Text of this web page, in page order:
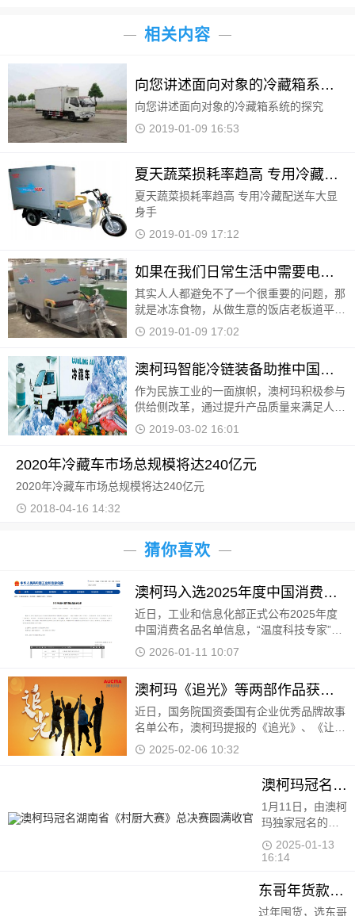
相关内容
向您讲述面向对象的冷藏箱系统的探究
向您讲述面向对象的冷藏箱系统的探究
2019-01-09 16:53
夏天蔬菜损耗率趋高 专用冷藏配送车大显身手
夏天蔬菜损耗率趋高 专用冷藏配送车大显
身手
2019-01-09 17:12
如果在我们日常生活中需要电动冷藏配送车怎么
其实人人都避免不了一个很重要的问题，那
就是冰冻食物，从做生意的饭店老板道平时
的小户人家都需要电动冷藏配送车，接下来
2019-01-09 17:02
澳柯玛智能冷链装备助推中国制造
作为民族工业的一面旗帜，澳柯玛积极参与
供给侧改革，通过提升产品质量来满足人们
对高端智能冷链装备的需求，为提升中国制
2019-03-02 16:01
2020年冷藏车市场总规模将达240亿元
2020年冷藏车市场总规模将达240亿元
2018-04-16 14:32
猜你喜欢
澳柯玛入选2025年度中国消费名品
近日，工业和信息化部正式公布2025年度
中国消费名品名单信息，“温度科技专家”澳
柯玛凭借卓越的产品品质、持续的创新能
2026-01-11 10:07
澳柯玛《追光》等两部作品获国有企业优秀品牌故事
近日，国务院国资委国有企业优秀品牌故事
名单公布，澳柯玛提报的《追光》、《让陪
伴更有温度》两个品牌故事登榜。 《追
2025-02-06 10:32
澳柯玛冠名湖南省《村厨大赛》总决赛圆满收官
1月11日，由澳柯玛独家冠名的2024湖南省
《村厨大赛》总决赛在长沙梅溪湖中建梅澜
过年囤货，选东哥